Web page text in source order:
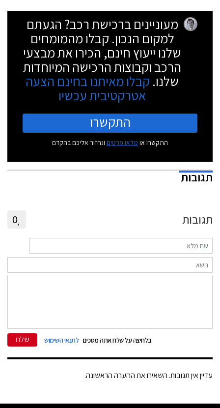
מעוניינים ברכישת רכב? הגעתם
למקום הנכון. קבלו מהמומחים
שלנו ייעוץ חינם, הכירו את מבצעי
הרכב וקבוצות הרכישה המיוחדות
שלנו. קבלו מאיתנו בחינם הצעה
אטרקטיבית עכשיו
התקשרו
התקשרו או מלאו פרטים ונחזור אליכם בהקדם
תגובות
תגובות 0
בלחיצה על שלח אתה מסכים לתנאי השימוש שלח
עדיין אין תגובות. השאירו את ההערה הראשונה.